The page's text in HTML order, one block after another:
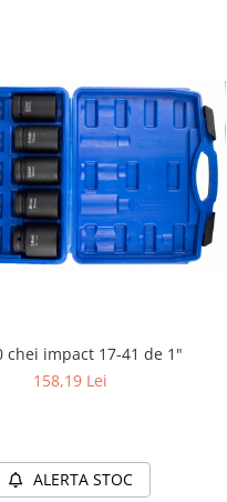
chei impact 17-41 de 1"
158,19 Lei
ALERTA STOC